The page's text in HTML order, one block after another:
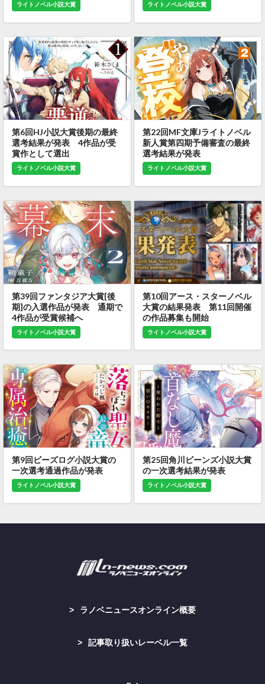
ライトノベル小説大賞 ライトノベル小説大賞
第6回HJ小説大賞後期の最終
選考結果が発表 4作品が受
賞作として選出
ライトノベル小説大賞
第22回MF文庫Jライトノベル
新人賞第四期予備審査の最終
選考結果が発表
ライトノベル小説大賞
第39回ファンタジア大賞[後
期]の入選作品が発表 通期で
4作品が受賞候補へ
ライトノベル小説大賞
第10回アース・スターノベル
大賞の結果発表 第11回開催
の作品募集も開始
ライトノベル小説大賞
第9回ビーズログ小説大賞の
一次選考通過作品が発表
ライトノベル小説大賞
第25回角川ビーンズ小説大賞
の一次選考結果が発表
ライトノベル小説大賞
ラノベニュースオンライン概要
記事取り扱いレーベル一覧